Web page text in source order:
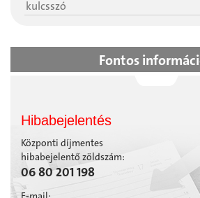
Fontos
Hibabejelentés
Központi díjmentes
hibabejelentő zöldszám:
06 80 201 198